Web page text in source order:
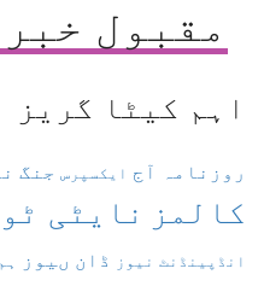
مقبول
اہم کیٹا گریز
روزنامہ آج ایکسپرس جنگ
کالمزنایٹی ٹو
انڈپینڈنٹ نیوز ڈان ںیوز ہم سب